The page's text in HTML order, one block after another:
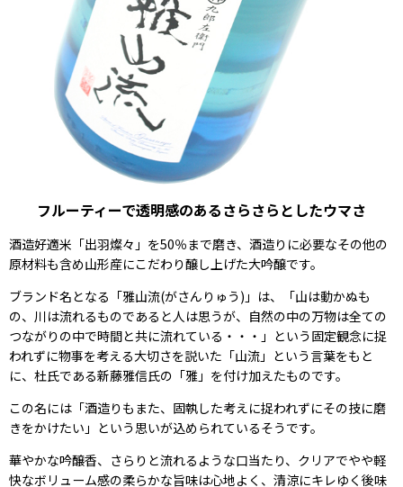
フルーティーで透明感のあるさらさらとしたウマさ
酒造好適米「出羽燦々」を50％まで磨き、酒造りに必要なその他の
原材料も含め山形産にこだわり醸し上げた大吟醸です。
ブランド名となる「雅山流(がさんりゅう)」は、「山は動かぬも
の、川は流れるものであると人は思うが、自然の中の万物は全ての
つながりの中で時間と共に流れている・・・」という固定観念に捉
われずに物事を考える大切さを説いた「山流」という言葉をもと
に、杜氏である新藤雅信氏の「雅」を付け加えたものです。
この名には「酒造りもまた、固執した考えに捉われずにその技に磨
きをかけたい」という思いが込められているそうです。
華やかな吟醸香、さらりと流れるような口当たり、クリアでやや軽
快なボリューム感の柔らかな旨味は心地よく、清涼にキレゆく後味